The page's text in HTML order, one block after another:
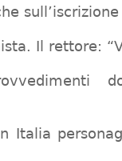
Il rettore:
Italia